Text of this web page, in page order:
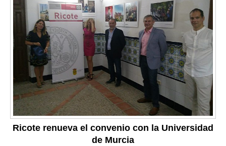
Ricote renueva el convenio con la Universidad
de Murcia